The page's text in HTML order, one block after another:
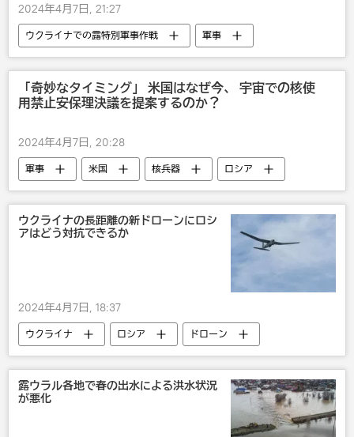
2024年4月7日, 21:27
ウクライナでの露特別軍事作戦
軍事
ロシア軍
ウクライナ ロシア
「奇妙なタイミング」 米国はなぜ今、 宇宙での核使
用禁止安保理決議を提案するのか？
2024年4月7日, 20:28
軍事 米国 核兵器
ロシア
政治
ウクライナの長距離の新ドローンにロシ
アはどう対抗できるか
2024年4月7日, 18:37
ウクライナ ロシア
ドローン
ロシア軍
ウクライナでの露特別軍事作戦
軍事
露ウラル各地で春の出水による洪水状況
が悪化